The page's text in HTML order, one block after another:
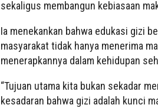
sekaligus membangun kebiasaan
Ia menekankan bahwa edukasi gizi
masyarakat tidak hanya menerima
menerapkannya dalam kehidupan
“Tujuan utama kita bukan sekadar
kesadaran bahwa gizi adalah kunci